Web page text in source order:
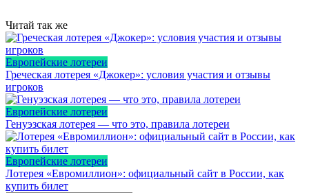
Читай так же
Европейские лотереи
Греческая лотерея «Джокер»: условия участия и отзывы
игроков
Европейские лотереи
Генуэзская лотерея — что это, правила лотереи
Европейские лотереи
Лотерея «Евромиллион»: официальный сайт в России, как
купить билет